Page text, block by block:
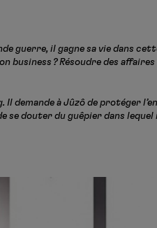
guerre, il gagne sa vie dans
business ? Résoudre des affaires
demande à Jûzô de protéger
se douter du guêpier dans